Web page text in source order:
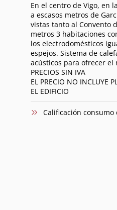
En el centro de Vigo, en
a escasos metros de
vistas tanto al Convento
metros 3 habitaciones
los electrodomésticos
espejos. Sistema de
acústicos para ofrecer
PRECIOS SIN IVA
EL PRECIO NO INCLUYE
EL EDIFICIO
Calificación consumo